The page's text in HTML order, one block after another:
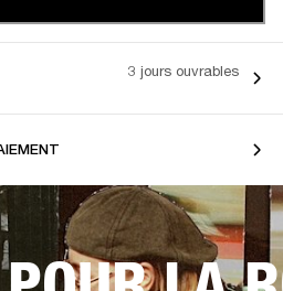
3 jours ouvrables